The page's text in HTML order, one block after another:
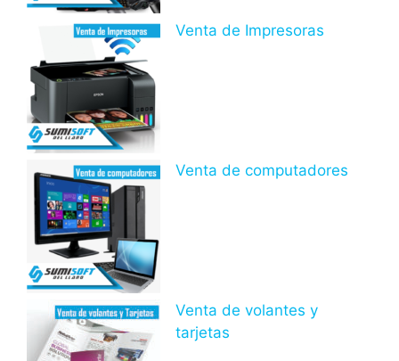
Venta de Impresoras
Venta de computadores
Venta de volantes y
tarjetas